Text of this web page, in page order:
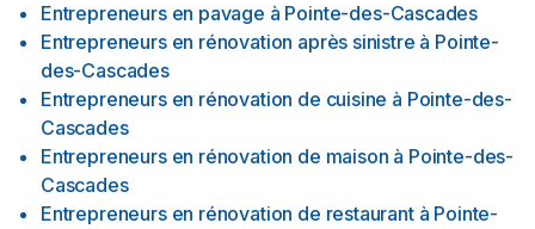
Entrepreneurs en pavage à Pointe-des-Cascades
Entrepreneurs en rénovation après sinistre à Pointe-
des-Cascades
Entrepreneurs en rénovation de cuisine à Pointe-des-
Cascades
Entrepreneurs en rénovation de maison à Pointe-des-
Cascades
Entrepreneurs en rénovation de restaurant à Pointe-